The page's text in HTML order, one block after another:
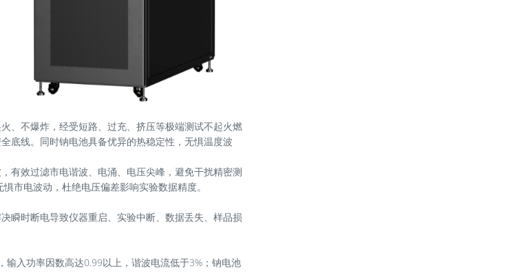
、不爆炸，经受短路、过充、挤压等极端测试不起火燃
底线。同时钠电池具备优异的热稳定性，无惧温度波
有效过滤市电谐波、电涌、电压尖峰，避免干扰精密测
市电波动，杜绝电压偏差影响实验数据精度。
瞬时断电导致仪器重启、实验中断、数据丢失、样品损
输入功率因数高达0.99以上，谐波电流低于3%；钠电池